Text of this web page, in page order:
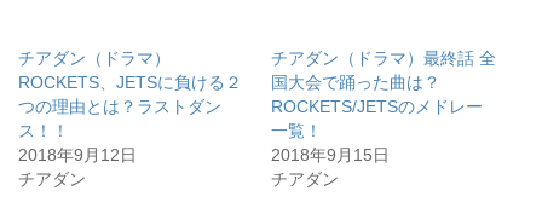
て
T
w
i
t
t
e
r
で
共
o
o
k
で
共
る
に
チアダン（ドラマ）
ROCKETS、JETSに負ける２
つの理由とは？ラストダン
ス！！
2018年9月12日
チアダン
チアダン（ドラマ）最終話 全
国大会で踊った曲は？
ROCKETS/JETSのメドレー
一覧！
2018年9月15日
チアダン